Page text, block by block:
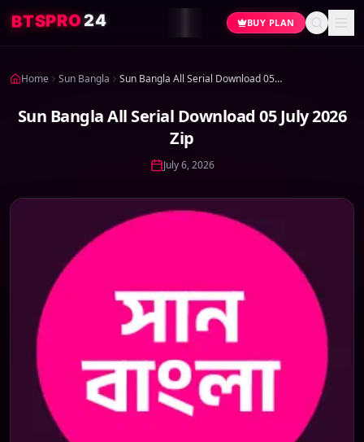
BTSPRO24 BUY PLAN
Home Sun Bangla Sun Bangla All Serial Download 05 July 2026 Zip
Sun Bangla All Serial Download 05 July 2026
Zip
July 6, 2026